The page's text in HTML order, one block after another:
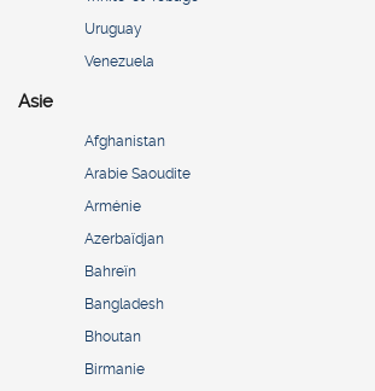
Uruguay
Venezuela
Asie
Afghanistan
Arabie Saoudite
Arménie
Azerbaïdjan
Bahreïn
Bangladesh
Bhoutan
Birmanie